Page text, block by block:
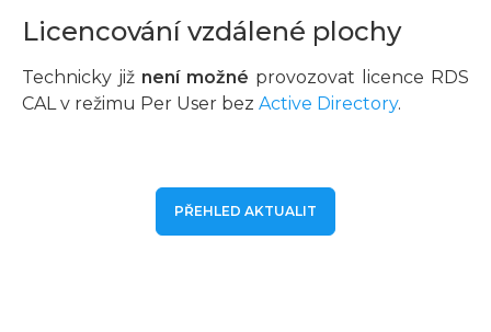
Licencování vzdálené plochy
Technicky již není možné provozovat licence RDS
CAL v režimu Per User bez Active Directory.
PŘEHLED AKTUALIT